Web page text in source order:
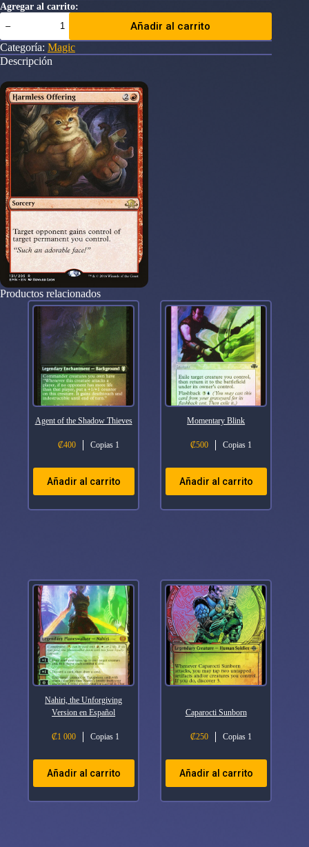
Agregar al carrito:
Harmless
Offering
Eldritch
Moon
cantidad
Añadir al carrito
Categoría: Magic
Descripción
Productos relacionados
Agent of the Shadow Thieves
₡400 Copias 1
Añadir al carrito
Momentary Blink
₡500 Copias 1
Añadir al carrito
Nahiri, the Unforgiving
Version en Español
₡1 000 Copias 1
Añadir al carrito
Caparocti Sunborn
₡250 Copias 1
Añadir al carrito